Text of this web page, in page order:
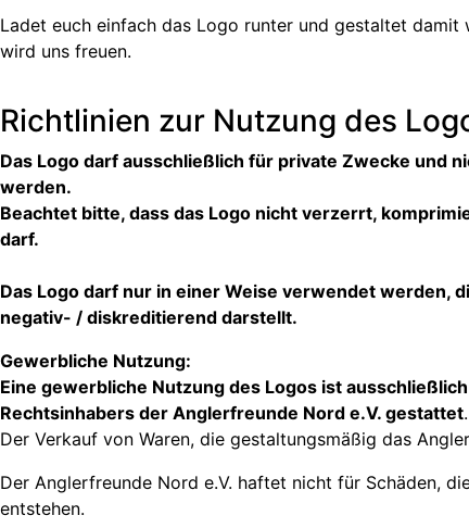
Ladet euch einfach das Logo runter und gestaltet
wird uns freuen.
Richtlinien zur Nutzung des
Das Logo darf ausschließlich für private Zwecke und
werden.
Beachtet bitte, dass das Logo nicht verzerrt,
darf.
Das Logo darf nur in einer Weise verwendet werden,
negativ- / diskreditierend darstellt.
Gewerbliche Nutzung:
Eine gewerbliche Nutzung des Logos ist
Rechtsinhabers der Anglerfreunde Nord e.V. gestattet.
Der Verkauf von Waren, die gestaltungsmäßig das
Der Anglerfreunde Nord e.V. haftet nicht für Schäden,
entstehen.